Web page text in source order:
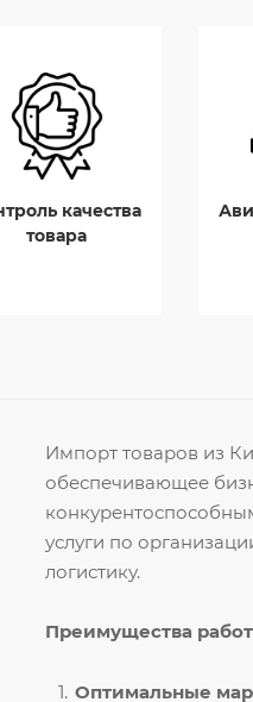
качества
товара
Импорт товаров из
обеспечивающее
услуги по
логистику.
Преимущества
Оптимальные